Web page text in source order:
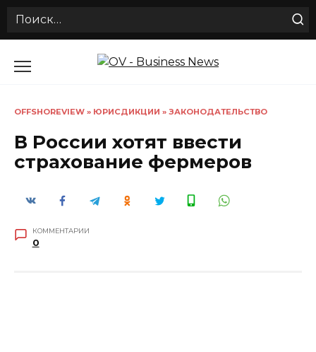
Search
OFFSHOREVIEW » ЮРИСДИКЦИИ » ЗАКОНОДАТЕЛЬСТВО
В России хотят ввести
страхование фермеров
КОММЕНТАРИИ
0